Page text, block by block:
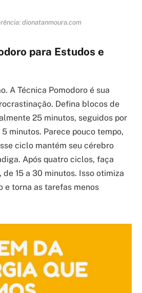
dionatanmoura.com
para Estudos e
A Técnica Pomodoro é sua
Defina blocos de
25 minutos, seguidos por
minutos. Parece pouco tempo,
ciclo mantém seu cérebro
Após quatro ciclos, faça
de 15 a 30 minutos. Isso otimiza
e torna as tarefas menos